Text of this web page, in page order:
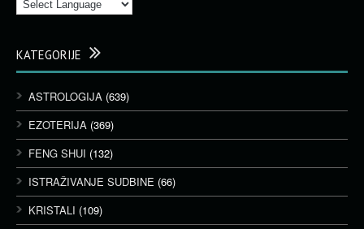
KATEGORIJE
ASTROLOGIJA (639)
EZOTERIJA (369)
FENG SHUI (132)
ISTRAŽIVANJE SUDBINE (66)
KRISTALI (109)